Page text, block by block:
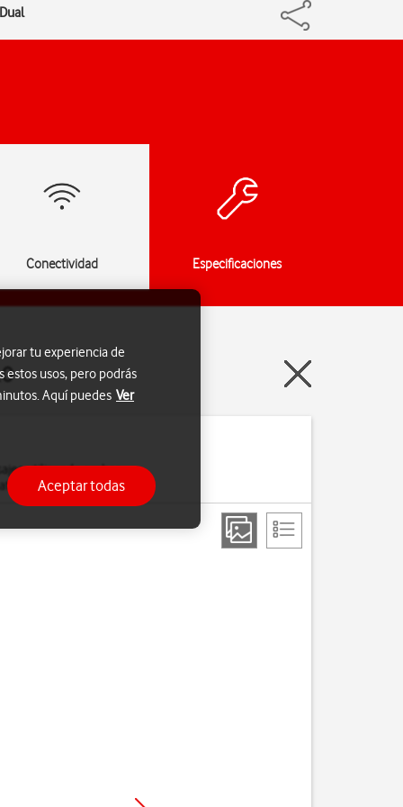
Conectividad Especificaciones
utilizando ambas
móviles.
tu experiencia de
estos usos, pero podrás
Aquí puedes Ver
Aceptar todas